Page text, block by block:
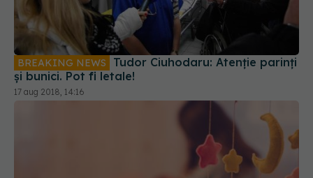
BREAKING NEWS
și bunici. Pot fi letale!
17 aug 2018, 14:16